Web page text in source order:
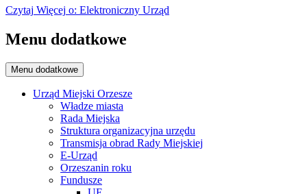
Czytaj Więcej o: Elektroniczny Urząd
Menu dodatkowe
Menu dodatkowe
Urząd Miejski Orzesze
Władze miasta
Rada Miejska
Struktura organizacyjna urzędu
Transmisja obrad Rady Miejskiej
E-Urząd
Orzeszanin roku
Fundusze